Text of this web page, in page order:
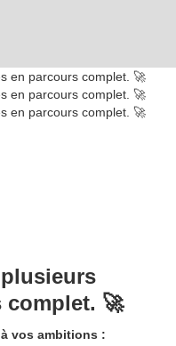
en parcours complet. 🚀
en parcours complet. 🚀
en parcours complet. 🚀
complet. 🚀
vos ambitions :